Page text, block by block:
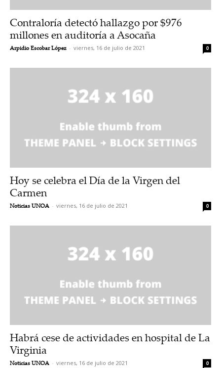
Contraloría detectó hallazgo por $976
millones en auditoría a Asocaña
Arpidio Escobar López - viernes, 16 de julio de 2021 0
Hoy se celebra el Día de la Virgen del
Carmen
Noticias UNOA - viernes, 16 de julio de 2021 0
Habrá cese de actividades en hospital de La
Virginia
Noticias UNOA - viernes, 16 de julio de 2021 0